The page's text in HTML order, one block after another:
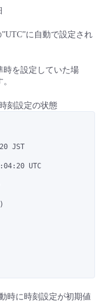
に自動で設定され
時を設定していた場
刻設定の状態
JST
UTC
時に時刻設定が初期値